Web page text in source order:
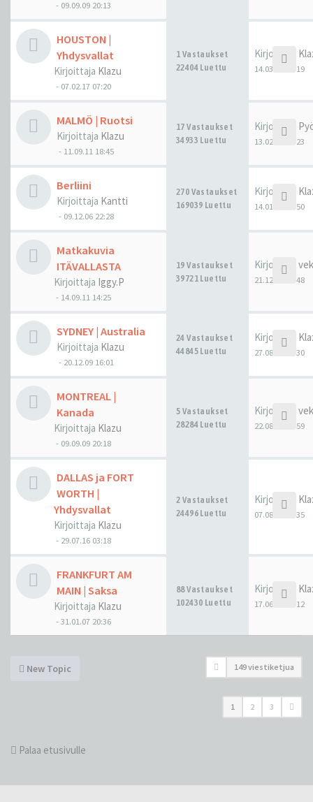
- 09.09.09 20:13
HOUSTON |
Yhdysvallat
Kirjoittaja Klazu
- 07.02.17 07:20
1 Vastaukset
22404 Luettu
Kirjoittaja
14.03.17 06:19
MALMÖ | Ruotsi
Kirjoittaja Klazu
- 11.09.11 18:45
17 Vastaukset
34933 Luettu
Kirjoittaja
13.02.17 23:23
Berliini
Kirjoittaja Kantti
- 09.12.06 22:28
270 Vastaukset
169039 Luettu
Kirjoittaja
14.01.17 03:50
Matkakuvia
ITÄVALLASTA
Kirjoittaja Iggy.P
- 14.09.11 14:25
19 Vastaukset
39721 Luettu
Kirjoittaja
21.12.16 21:48
SYDNEY | Australia
Kirjoittaja Klazu
- 20.12.09 16:01
24 Vastaukset
44845 Luettu
Kirjoittaja
27.08.16 23:30
MONTREAL |
Kanada
Kirjoittaja Klazu
- 09.09.09 20:18
5 Vastaukset
28284 Luettu
Kirjoittaja
22.08.16 08:59
DALLAS ja FORT
WORTH |
Yhdysvallat
Kirjoittaja Klazu
- 29.07.16 03:18
2 Vastaukset
24496 Luettu
Kirjoittaja
07.08.16 21:35
FRANKFURT AM
MAIN | Saksa
Kirjoittaja Klazu
-31.01.07 20:36
88 Vastaukset
102430 Luettu
Kirjoittaja
17.06.16 06:12
New Topic 149 viestiketjua
1 2 3
Palaa etusivulle